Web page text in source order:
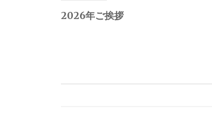
navigation
2026年ご挨拶